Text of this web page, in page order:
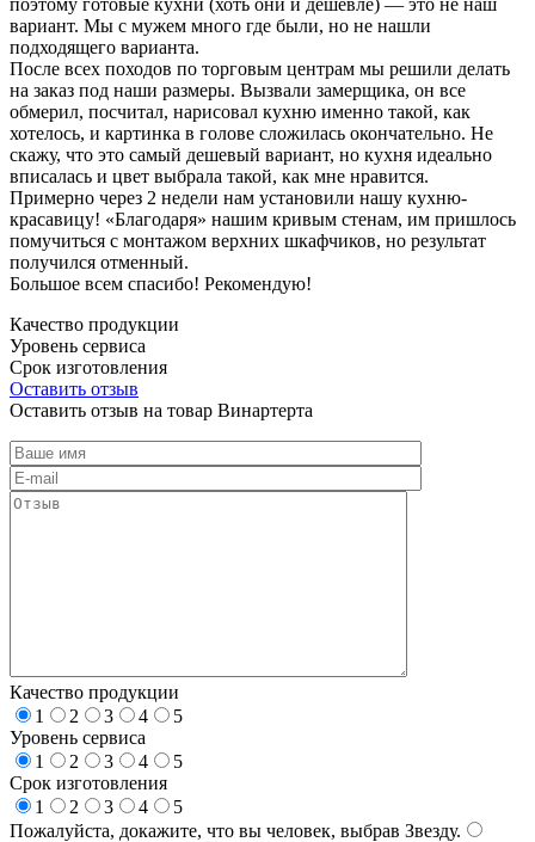
вариант. Мы с мужем много где были, но не нашли
подходящего варианта.
После всех походов по торговым центрам мы решили делать
на заказ под наши размеры. Вызвали замерщика, он все
обмерил, посчитал, нарисовал кухню именно такой, как
хотелось, и картинка в голове сложилась окончательно. Не
скажу, что это самый дешевый вариант, но кухня идеально
вписалась и цвет выбрала такой, как мне нравится.
Примерно через 2 недели нам установили нашу кухню-
красавицу! «Благодаря» нашим кривым стенам, им пришлось
помучиться с монтажом верхних шкафчиков, но результат
получился отменный.
Большое всем спасибо! Рекомендую!
Качество продукции
Уровень сервиса
Срок изготовления
Оставить отзыв
Оставить отзыв на товар Винартерта
Качество продукции
1
2 3 4
5
Уровень сервиса
1
2 3 4
5
Срок изготовления
1
2 3 4
5
Пожалуйста, докажите, что вы человек, выбрав Звезду.